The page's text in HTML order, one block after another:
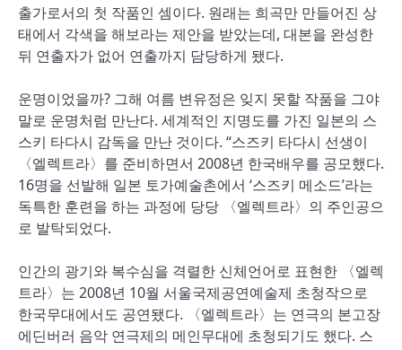
출가로서의 첫 작품인 셈이다. 원래는 희곡만 만들어진 상
태에서 각색을 해보라는 제안을 받았는데, 대본을 완성한
뒤 연출자가 없어 연출까지 담당하게 됐다.
운명이었을까? 그해 여름 변유정은 잊지 못할 작품을 그야
말로 운명처럼 만난다. 세계적인 지명도를 가진 일본의 스
스키 타다시 감독을 만난 것이다. “스즈키 타다시 선생이
〈엘렉트라〉를 준비하면서 2008년 한국배우를 공모했다.
16명을 선발해 일본 토가예술촌에서 ‘스즈키 메소드’라는
독특한 훈련을 하는 과정에 당당 〈엘렉트라〉의 주인공으
로 발탁되었다.
인간의 광기와 복수심을 격렬한 신체언어로 표현한 〈엘렉
트라〉는 2008년 10월 서울국제공연예술제 초청작으로
한국무대에서도 공연됐다. 〈엘렉트라〉는 연극의 본고장
에딘버러 음악 연극제의 메인무대에 초청되기도 했다. 스